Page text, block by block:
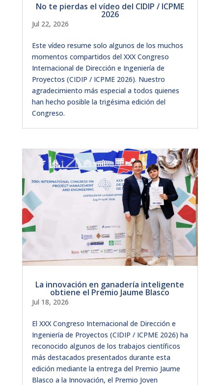
No te pierdas el vídeo del CIDIP / ICPME
2026
Jul 22, 2026
Este vídeo resume solo algunos de los muchos
momentos compartidos del XXX Congreso
Internacional de Dirección e Ingeniería de
Proyectos (CIDIP / ICPME 2026). Nuestro
agradecimiento más especial a todos quienes
han hecho posible la trigésima edición del
Congreso.
La innovación en ganadería inteligente
obtiene el Premio Jaume Blasco
Jul 18, 2026
El XXX Congreso Internacional de Dirección e
Ingeniería de Proyectos (CIDIP / ICPME 2026) ha
reconocido algunos de los trabajos científicos
más destacados presentados durante esta
edición mediante la entrega del Premio Jaume
Blasco a la Innovación, el Premio Joven